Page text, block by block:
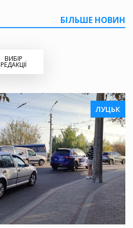
БІЛЬШЕ НОВИН
ВИБІР
РЕДАКЦІЇ
ЛУЦЬК